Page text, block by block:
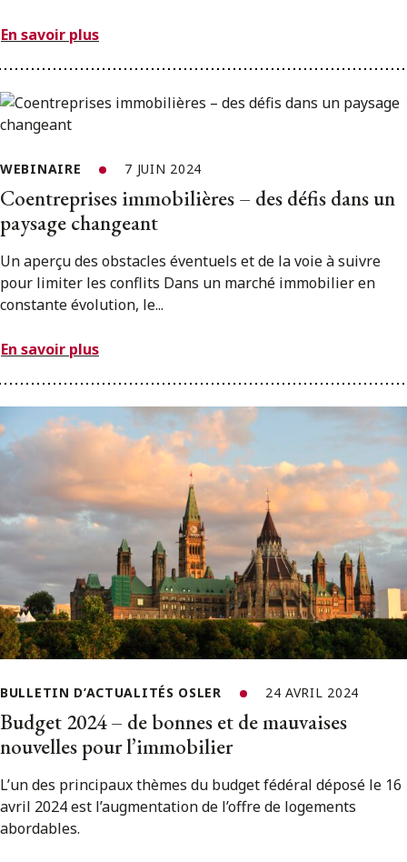
En savoir plus
WEBINAIRE 7 JUIN 2024
Coentreprises immobilières – des défis dans un
paysage changeant
Un aperçu des obstacles éventuels et de la voie à suivre
pour limiter les conflits Dans un marché immobilier en
constante évolution, le...
En savoir plus
BULLETIN D’ACTUALITÉS OSLER 24 AVRIL 2024
Budget 2024 – de bonnes et de mauvaises
nouvelles pour l’immobilier
L’un des principaux thèmes du budget fédéral déposé le 16
avril 2024 est l’augmentation de l’offre de logements
abordables.